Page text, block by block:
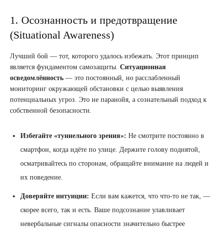
1. Осознанность и предотвращение
(Situational Awareness)
Лучший бой — тот, которого удалось избежать. Этот принцип
является фундаментом самозащиты. Ситуационная
осведомлённость — это постоянный, но расслабленный
мониторинг окружающей обстановки с целью выявления
потенциальных угроз. Это не паранойя, а сознательный подход к
собственной безопасности.
Избегайте «туннельного зрения»: Не смотрите постоянно в
смартфон, когда идёте по улице. Держите голову поднятой,
осматривайтесь по сторонам, обращайте внимание на людей и
их поведение.
Доверяйте интуиции: Если вам кажется, что что-то не так, —
скорее всего, так и есть. Ваше подсознание улавливает
невербальные сигналы опасности значительно быстрее